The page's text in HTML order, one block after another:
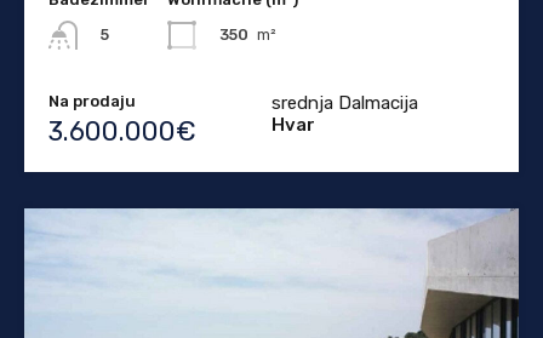
5
350 m²
Na prodaju
3.600.000€
srednja Dalmacija
Hvar